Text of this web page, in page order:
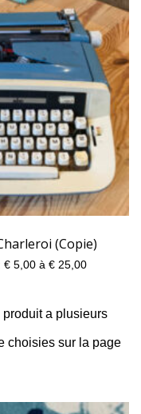
(Copie)
€ 5,00 à € 25,00
produit a plusieurs
choisies sur la page